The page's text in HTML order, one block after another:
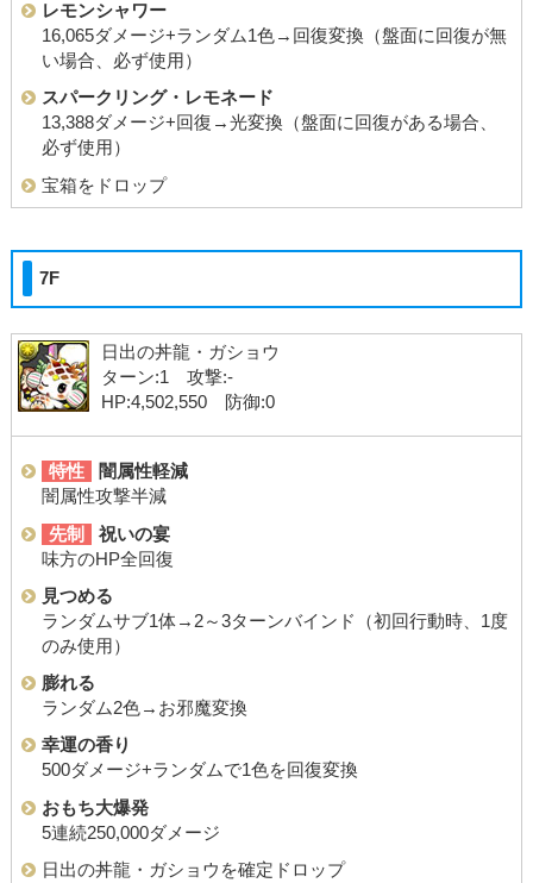
レモンシャワー
16,065ダメージ+ランダム1色→回復変換（盤面に回復が無
い場合、必ず使用）
スパークリング・レモネード
13,388ダメージ+回復→光変換（盤面に回復がある場合、
必ず使用）
宝箱をドロップ
7F
日出の丼龍・ガショウ
ターン:1 攻撃:-
HP:4,502,550 防御:0
特性
闇属性軽減
闇属性攻撃半減
先制
祝いの宴
味方のHP全回復
見つめる
ランダムサブ1体→2～3ターンバインド（初回行動時、1度
のみ使用）
膨れる
ランダム2色→お邪魔変換
幸運の香り
500ダメージ+ランダムで1色を回復変換
おもち大爆発
5連続250,000ダメージ
日出の丼龍・ガショウを確定ドロップ